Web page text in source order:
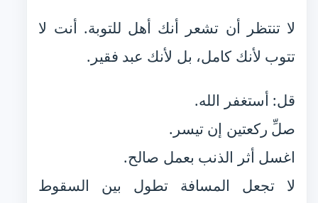
لا تنتظر أن تشعر أنك أهل للتوبة. أنت لا
تتوب لأنك كامل، بل لأنك عبد فقير.
قل: أستغفر الله.
صلِّ ركعتين إن تيسر.
اغسل أثر الذنب بعمل صالح.
لا تجعل المسافة تطول بين السقوط